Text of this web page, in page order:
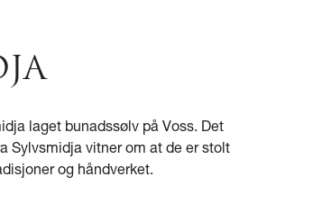
laget bunadssølv på Voss. Det
Sylvsmidja vitner om at de er stolt
og håndverket.